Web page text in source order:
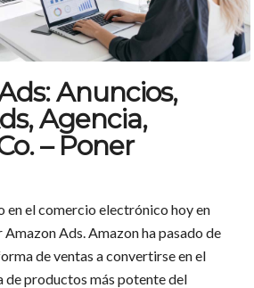
Anuncios,
Agencia,
– Poner
en el comercio electrónico hoy en
Ads. Amazon ha pasado de
de ventas a convertirse en el
de productos más potente del